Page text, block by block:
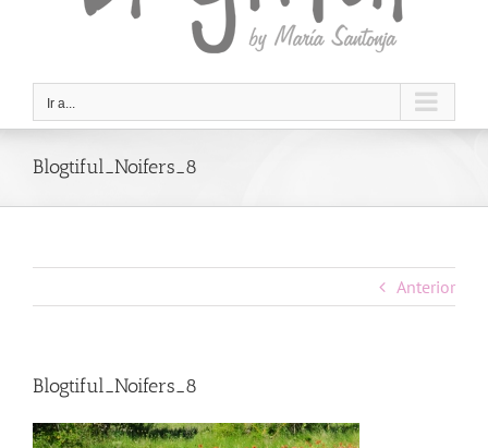
Ir a...
Blogtiful_Noifers_8
Anterior
Blogtiful_Noifers_8